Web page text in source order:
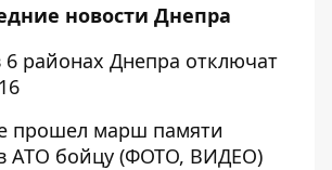
новости Днепра
6 районах Днепра отключат
прошел марш памяти
АТО бойцу (ФОТО, ВИДЕО)